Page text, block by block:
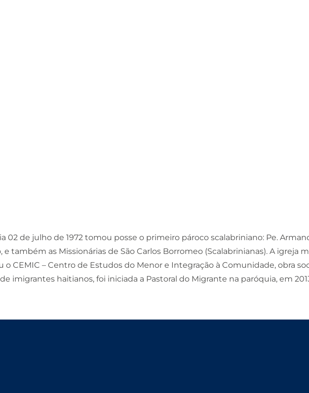
02 de julho de 1972 tomou posse o primeiro pároco scalabriniano: Pe.
e também as Missionárias de São Carlos Borromeo (Scalabrinianas). A igreja
o CEMIC – Centro de Estudos do Menor e Integração à Comunidade, obra
imigrantes haitianos, foi iniciada a Pastoral do Migrante na paróquia, em